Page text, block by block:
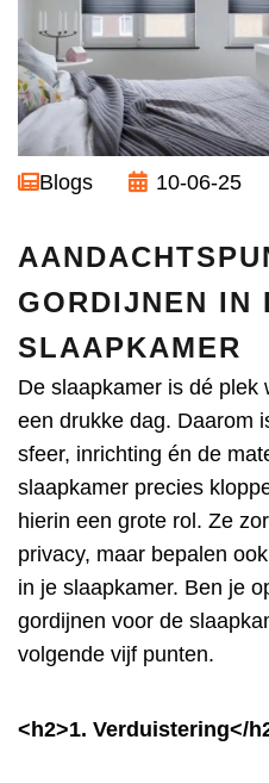
Blogs 10-06-25
GORDIJNEN IN
SLAAPKAMER
De slaapkamer is dé plek
een drukke dag. Daarom
sfeer, inrichting én de
slaapkamer precies
hierin een grote rol. Ze
privacy, maar bepalen
in je slaapkamer. Ben je
gordijnen voor de
volgende vijf punten.
<h2>1. Verduistering</